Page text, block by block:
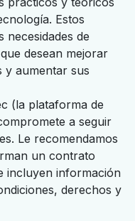
Estos
necesidades de
desean mejorar
y aumentar sus
(la plataforma de
a seguir
Le recomendamos
un contrato
incluyen información
derechos y